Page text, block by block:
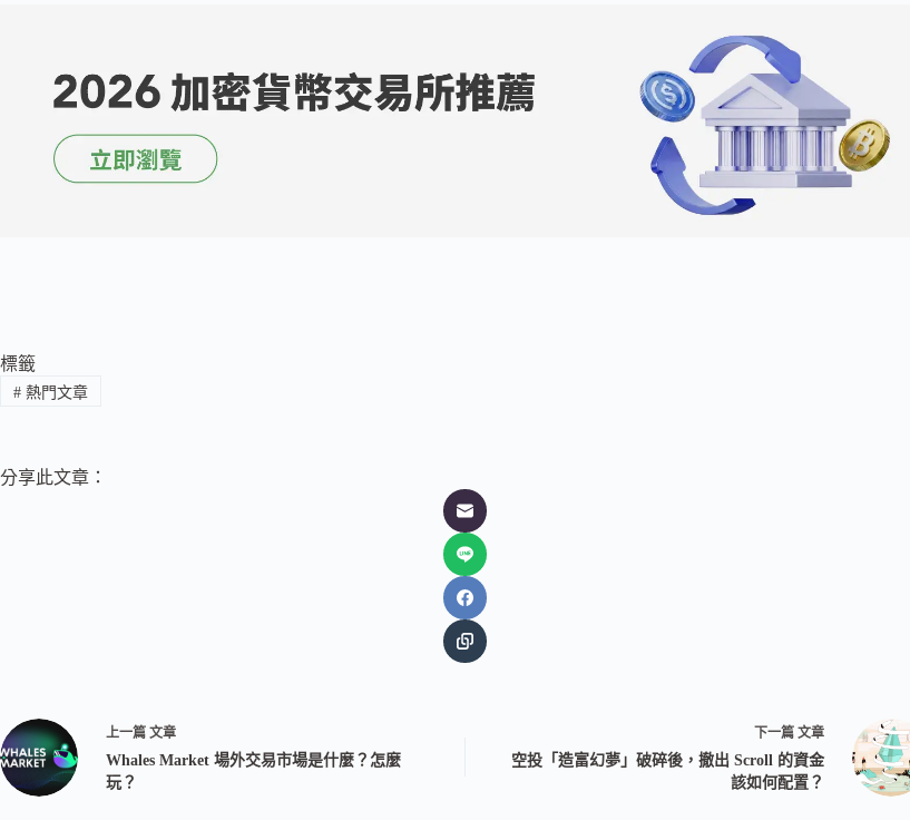
標籤
#熱門文章
分享此文章：
上一篇 文章
Whales Market 場外交易市場是什麼？怎麼
玩？
下一篇 文章
空投「造富幻夢」破碎後，撤出 Scroll 的資金
該如何配置？